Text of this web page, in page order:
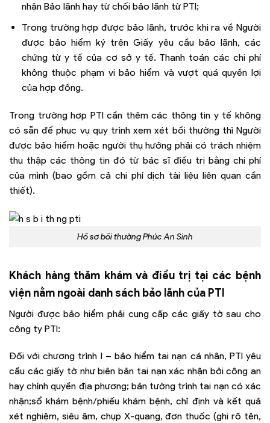
nhận Bảo lãnh hay từ chối bảo lãnh từ PTI;
Trong trường hợp được bảo lãnh, trước khi ra về Người
được bảo hiểm ký trên Giấy yêu cầu bảo lãnh, các
chứng từ y tế của cơ sở y tế. Thanh toán các chi phí
không thuộc phạm vi bảo hiểm và vượt quá quyền lợi
của hợp đồng.
Trong trường hợp PTI cần thêm các thông tin y tế không
có sẵn để phục vụ quy trình xem xét bồi thường thì Người
được bảo hiểm hoặc người thụ hưởng phải có trách nhiệm
thu thập các thông tin đó từ bác sĩ điều trị bằng chi phí
của mình (bao gồm cả chi phí dịch tài liệu liên quan cần
thiết).
Hồ sơ bồi thường Phúc An Sinh
Khách hàng thăm khám và điều trị tại các bệnh
viện nằm ngoài danh sách bảo lãnh của PTI
Người được bảo hiểm phải cung cấp các giấy tờ sau cho
công ty PTI:
Đối với chương trình I – bảo hiểm tai nạn cá nhân, PTI yêu
cầu các giấy tờ như biên bản tai nạn xác nhận bởi công an
hay chính quyền địa phương; bản tường trình tai nạn có xác
nhận;sổ khám bệnh/phiếu khám bệnh, chỉ định và kết quả
xét nghiệm, siêu âm, chụp X-quang, đơn thuốc (ghi rõ tên,